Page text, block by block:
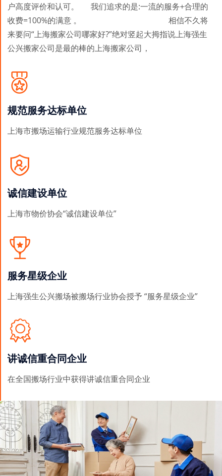
户高度评价和认可。 我们追求的是:一流的服务+合理的
收费=100%的满意 。
相信不久将
来要问“上海搬家公司哪家好?”绝对竖起大拇指说上海强生
公兴搬家公司是最的棒的上海搬家公司，
规范服务达标单位
上海市搬场运输行业规范服务达标单位
诚信建设单位
上海市物价协会“诚信建设单位”
服务星级企业
上海强生公兴搬场被搬场行业协会授予 “服务星级企业”
讲诚信重合同企业
在全国搬场行业中获得讲诚信重合同企业